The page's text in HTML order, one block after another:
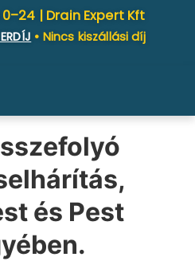
| Drain Expert Kft
• Nincs kiszállási díj
és Pest